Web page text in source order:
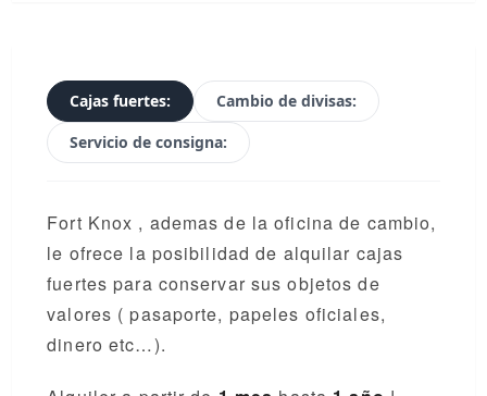
Cajas fuertes:
Cambio de divisas:
Servicio de consigna:
Fort Knox , ademas de la oficina de cambio,
le ofrece la posibilidad de alquilar cajas
fuertes para conservar sus objetos de
valores ( pasaporte, papeles oficiales,
dinero etc…).